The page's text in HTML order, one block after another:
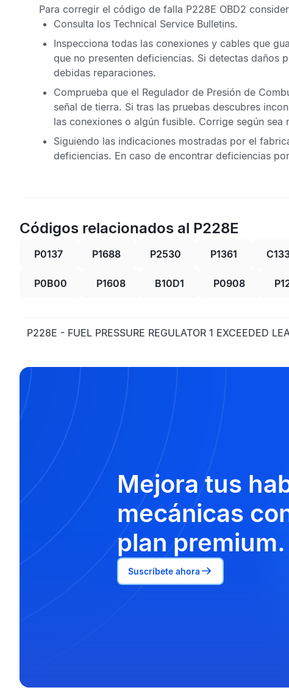
Para corregir el código de falla P228E OBD2
Consulta los Technical Service Bulletins.
Inspecciona todas las conexiones y cables que
que no presenten deficiencias. Si detectas daños
debidas reparaciones.
Comprueba que el Regulador de Presión de
señal de tierra. Si tras las pruebas descubres
las conexiones o algún fusible. Corrige según sea
Siguiendo las indicaciones mostradas por el
deficiencias. En caso de encontrar deficiencias
Códigos relacionados al P228E
P0137 P1688 P2530 P1361
P0B00 P1608 B10D1 P0908
P228E - FUEL PRESSURE REGULATOR 1 EXCEEDED
Mejora tus
mecánicas
plan premium.
Suscríbete ahora